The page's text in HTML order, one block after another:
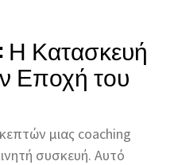
Η Κατασκευή
Εποχή του
μιας coaching
συσκευή. Αυτό